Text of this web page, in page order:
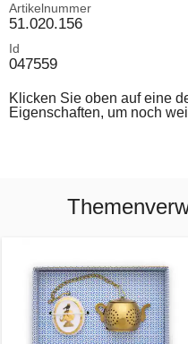
Artikelnummer
51.020.156
Id
047559
Klicken Sie oben auf eine
Eigenschaften, um noch